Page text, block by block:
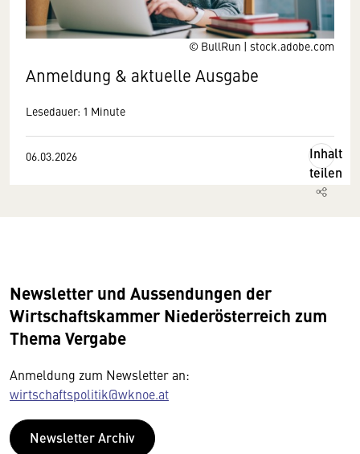
© BullRun | stock.adobe.com
Anmeldung & aktuelle Ausgabe
Lesedauer: 1 Minute
06.03.2026
Inhalt
teilen
Newsletter und Aussendungen der
Wirtschaftskammer Niederösterreich zum
Thema Vergabe
Anmeldung zum Newsletter an:
wirtschaftspolitik@wknoe.at
Newsletter Archiv